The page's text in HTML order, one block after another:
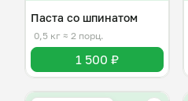
Паста со шпинатом
0,5 кг ≈ 2 порц.
1 500 ₽